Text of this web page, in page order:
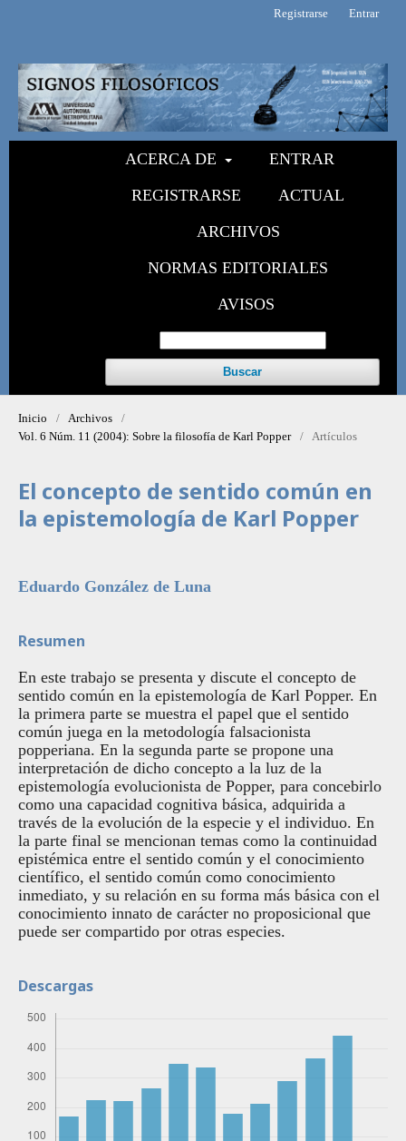
ACERCA DE
ENTRAR
REGISTRARSE
ACTUAL
ARCHIVOS
NORMAS EDITORIALES
AVISOS
Buscar
Registrarse Entrar
Inicio / Archivos
/
Vol. 6 Núm. 11 (2004): Sobre la filosofía de Karl Popper
/ Artículos
El concepto de sentido común en
la epistemologí­a de Karl Popper
Eduardo González de Luna
Resumen
En este trabajo se presenta y discute el concepto de
sentido común en la epistemologí­a de Karl Popper. En
la primera parte se muestra el papel que el sentido
común juega en la metodologí­a falsacionista
popperiana. En la segunda parte se propone una
interpretación de dicho concepto a la luz de la
epistemologí­a evolucionista de Popper, para concebirlo
como una capacidad cognitiva básica, adquirida a
través de la evolución de la especie y el individuo. En
la parte final se mencionan temas como la continuidad
epistémica entre el sentido común y el conocimiento
cientí­fico, el sentido común como conocimiento
inmediato, y su relación en su forma más básica con el
conocimiento innato de carácter no proposicional que
puede ser compartido por otras especies.
Descargas